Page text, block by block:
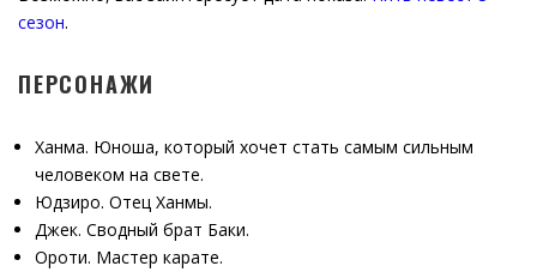
сезон.
ПЕРСОНАЖИ
Ханма. Юноша, который хочет стать самым сильным
человеком на свете.
Юдзиро. Отец Ханмы.
Джек. Сводный брат Баки.
Ороти. Мастер карате.